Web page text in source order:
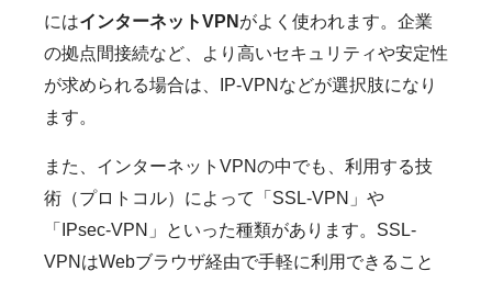
にはインターネットVPN がよく使われます。企業
の拠点間接続など、より高いセキュリティや安定性
が求められる場合は、IP-VPNなどが選択肢になり
ます。
また、インターネットVPNの中でも、利用する技
術（プロトコル）によって「SSL-VPN」や
「IPsec-VPN」といった種類があります。SSL-
VPNはWebブラウザ経由で手軽に利用できること